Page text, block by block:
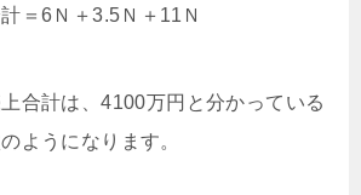
＝6Ｎ＋3.5Ｎ＋11Ｎ
合計は、4100万円と分かっている
ようになります。